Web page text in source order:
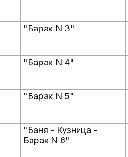
"Барак N 3"
"Барак N 4"
"Барак N 5"
"Баня - Кузница -
Барак N 6"